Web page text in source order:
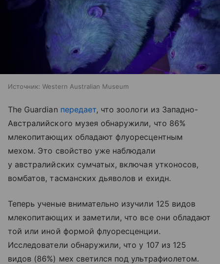
Источник: Western Australian Museum
The Guardian передает, что зоологи из Западно-
Австралийского музея обнаружили, что 86%
млекопитающих обладают флуоресцентным
мехом. Это свойство уже наблюдали
у австралийских сумчатых, включая утконосов,
вомбатов, тасманских дьяволов и ехидн.
Теперь ученые внимательно изучили 125 видов
млекопитающих и заметили, что все они обладают
той или иной формой флуоресценции.
Исследователи обнаружили, что у 107 из 125
видов (86%) мех светился под ультрафиолетом.